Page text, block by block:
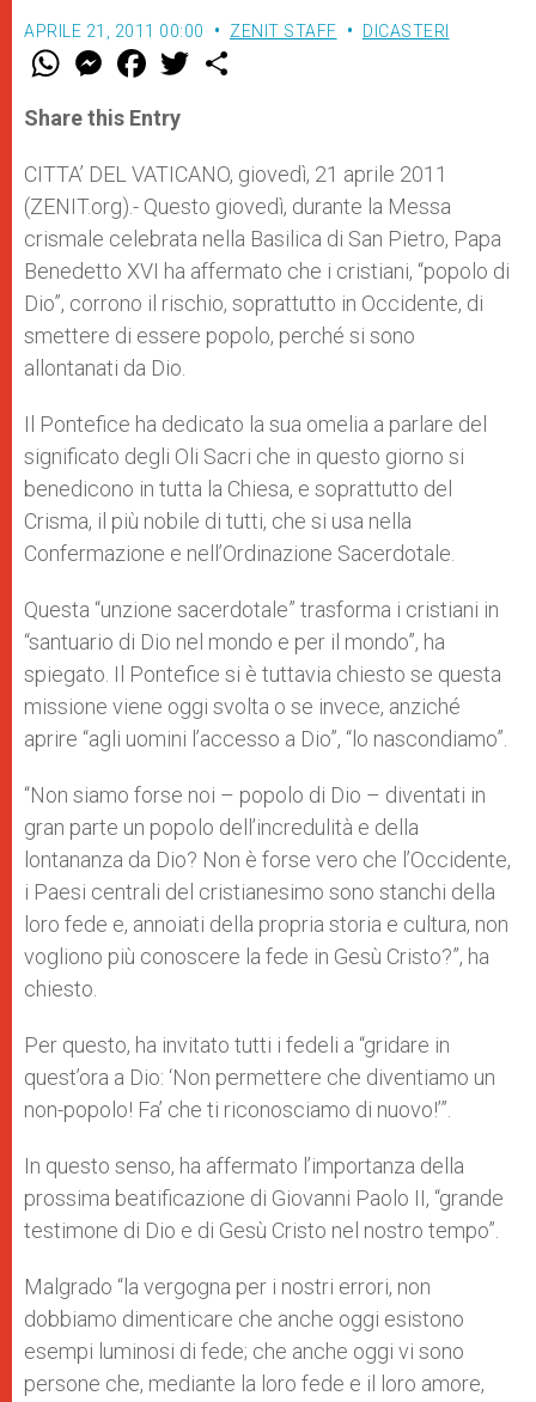
APRILE 21, 2011 00:00 ZENIT STAFF DICASTERI
W
t
s
p
p
M
e
s
e
g
e
r
F
a
e
b
o
k
w
r
Share this Entry
CITTA’ DEL VATICANO, giovedì, 21 aprile 2011
(ZENIT.org).- Questo giovedì, durante la Messa
crismale celebrata nella Basilica di San Pietro, Papa
Benedetto XVI ha affermato che i cristiani, “popolo di
Dio”, corrono il rischio, soprattutto in Occidente, di
smettere di essere popolo, perché si sono
allontanati da Dio.
Il Pontefice ha dedicato la sua omelia a parlare del
significato degli Oli Sacri che in questo giorno si
benedicono in tutta la Chiesa, e soprattutto del
Crisma, il più nobile di tutti, che si usa nella
Confermazione e nell’Ordinazione Sacerdotale.
Questa “unzione sacerdotale” trasforma i cristiani in
“santuario di Dio nel mondo e per il mondo”, ha
spiegato. Il Pontefice si è tuttavia chiesto se questa
missione viene oggi svolta o se invece, anziché
aprire “agli uomini l’accesso a Dio”, “lo nascondiamo”.
“Non siamo forse noi – popolo di Dio – diventati in
gran parte un popolo dell’incredulità e della
lontananza da Dio? Non è forse vero che l’Occidente,
i Paesi centrali del cristianesimo sono stanchi della
loro fede e, annoiati della propria storia e cultura, non
vogliono più conoscere la fede in Gesù Cristo?”, ha
chiesto.
Per questo, ha invitato tutti i fedeli a “gridare in
quest’ora a Dio: ‘Non permettere che diventiamo un
non-popolo! Fa’ che ti riconosciamo di nuovo!’”.
In questo senso, ha affermato l’importanza della
prossima beatificazione di Giovanni Paolo II, “grande
testimone di Dio e di Gesù Cristo nel nostro tempo”.
Malgrado “la vergogna per i nostri errori, non
dobbiamo dimenticare che anche oggi esistono
esempi luminosi di fede; che anche oggi vi sono
persone che, mediante la loro fede e il loro amore,